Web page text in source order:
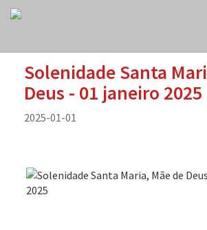
Solenidade Santa
Deus - 01 janeiro 2025
2025-01-01